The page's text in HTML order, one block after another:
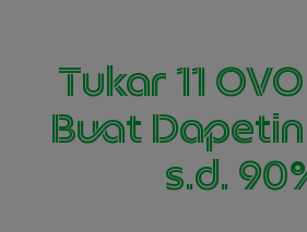
Tukar 11
Buat
s.d.